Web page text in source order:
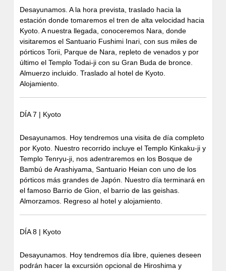
Desayunamos. A la hora prevista, traslado hacia la
estación donde tomaremos el tren de alta velocidad hacia
Kyoto. A nuestra llegada, conoceremos Nara, donde
visitaremos el Santuario Fushimi Inari, con sus miles de
pórticos Torii, Parque de Nara, repleto de venados y por
último el Templo Todai-ji con su Gran Buda de bronce.
Almuerzo incluido. Traslado al hotel de Kyoto.
Alojamiento.
DÍA 7 | Kyoto
Desayunamos. Hoy tendremos una visita de día completo
por Kyoto. Nuestro recorrido incluye el Templo Kinkaku-ji y
Templo Tenryu-ji, nos adentraremos en los Bosque de
Bambú de Arashiyama, Santuario Heian con uno de los
pórticos más grandes de Japón. Nuestro día terminará en
el famoso Barrio de Gion, el barrio de las geishas.
Almorzamos. Regreso al hotel y alojamiento.
DÍA 8 | Kyoto
Desayunamos. Hoy tendremos día libre, quienes deseen
podrán hacer la excursión opcional de Hiroshima y